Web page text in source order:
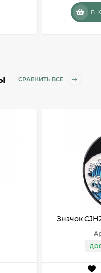
В
СРАВНИТЬ ВСЕ
Значок